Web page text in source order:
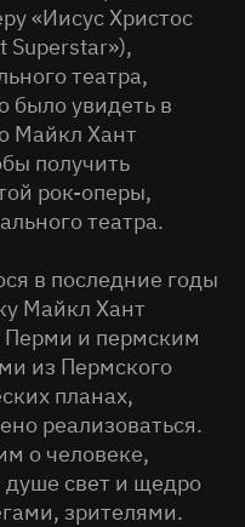
«Иисус Христос
Superstar»),
театра,
было увидеть в
Майкл Хант
получить
рок-оперы,
театра.
в последние годы
Майкл Хант
Перми и пермским
из Пермского
планах,
реализоваться.
о человеке,
душе свет и щедро
зрителями.